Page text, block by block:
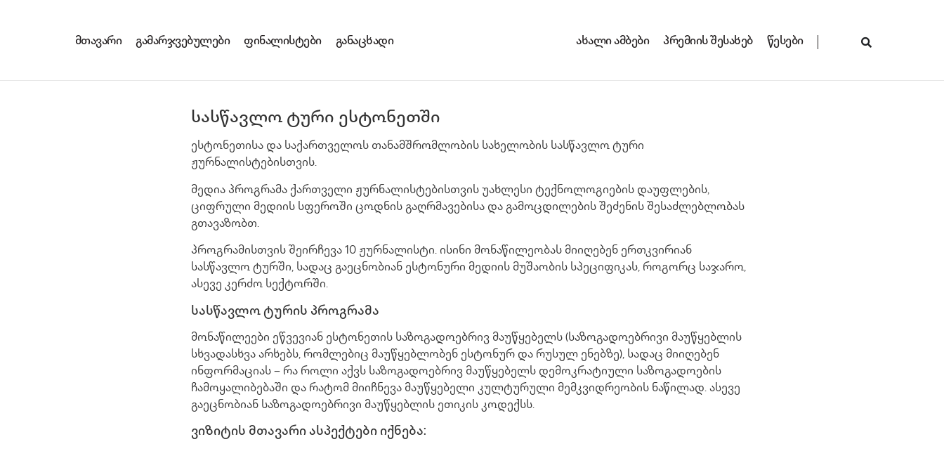
მთავარი გამარჯვებულები ფინალისტები განაცხადი ახალი ამბები პრემიის შესახებ წესები
სასწავლო ტური ესტონეთში
ესტონეთისა და საქართველოს თანამშრომლობის სახელობის სასწავლო ტური
ჟურნალისტებისთვის.
მედია პროგრამა ქართველი ჟურნალისტებისთვის უახლესი ტექნოლოგიების დაუფლების,
ციფრული მედიის სფეროში ცოდნის გაღრმავებისა და გამოცდილების შეძენის შესაძლებლობას
გთავაზობთ.
პროგრამისთვის შეირჩევა 10 ჟურნალისტი. ისინი მონაწილეობას მიიღებენ ერთკვირიან
სასწავლო ტურში, სადაც გაეცნობიან ესტონური მედიის მუშაობის სპეციფიკას, როგორც საჯარო,
ასევე კერძო სექტორში.
სასწავლო ტურის პროგრამა
მონაწილეები ეწვევიან ესტონეთის საზოგადოებრივ მაუწყებელს (საზოგადოებრივი მაუწყებლის
სხვადასხვა არხებს, რომლებიც მაუწყებლობენ ესტონურ და რუსულ ენებზე), სადაც მიიღებენ
ინფორმაციას – რა როლი აქვს საზოგადოებრივ მაუწყებელს დემოკრატიული საზოგადოების
ჩამოყალიბებაში და რატომ მიიჩნევა მაუწყებელი კულტურული მემკვიდრეობის ნაწილად. ასევე
გაეცნობიან საზოგადოებრივი მაუწყებლის ეთიკის კოდექსს.
ვიზიტის მთავარი ასპექტები იქნება: